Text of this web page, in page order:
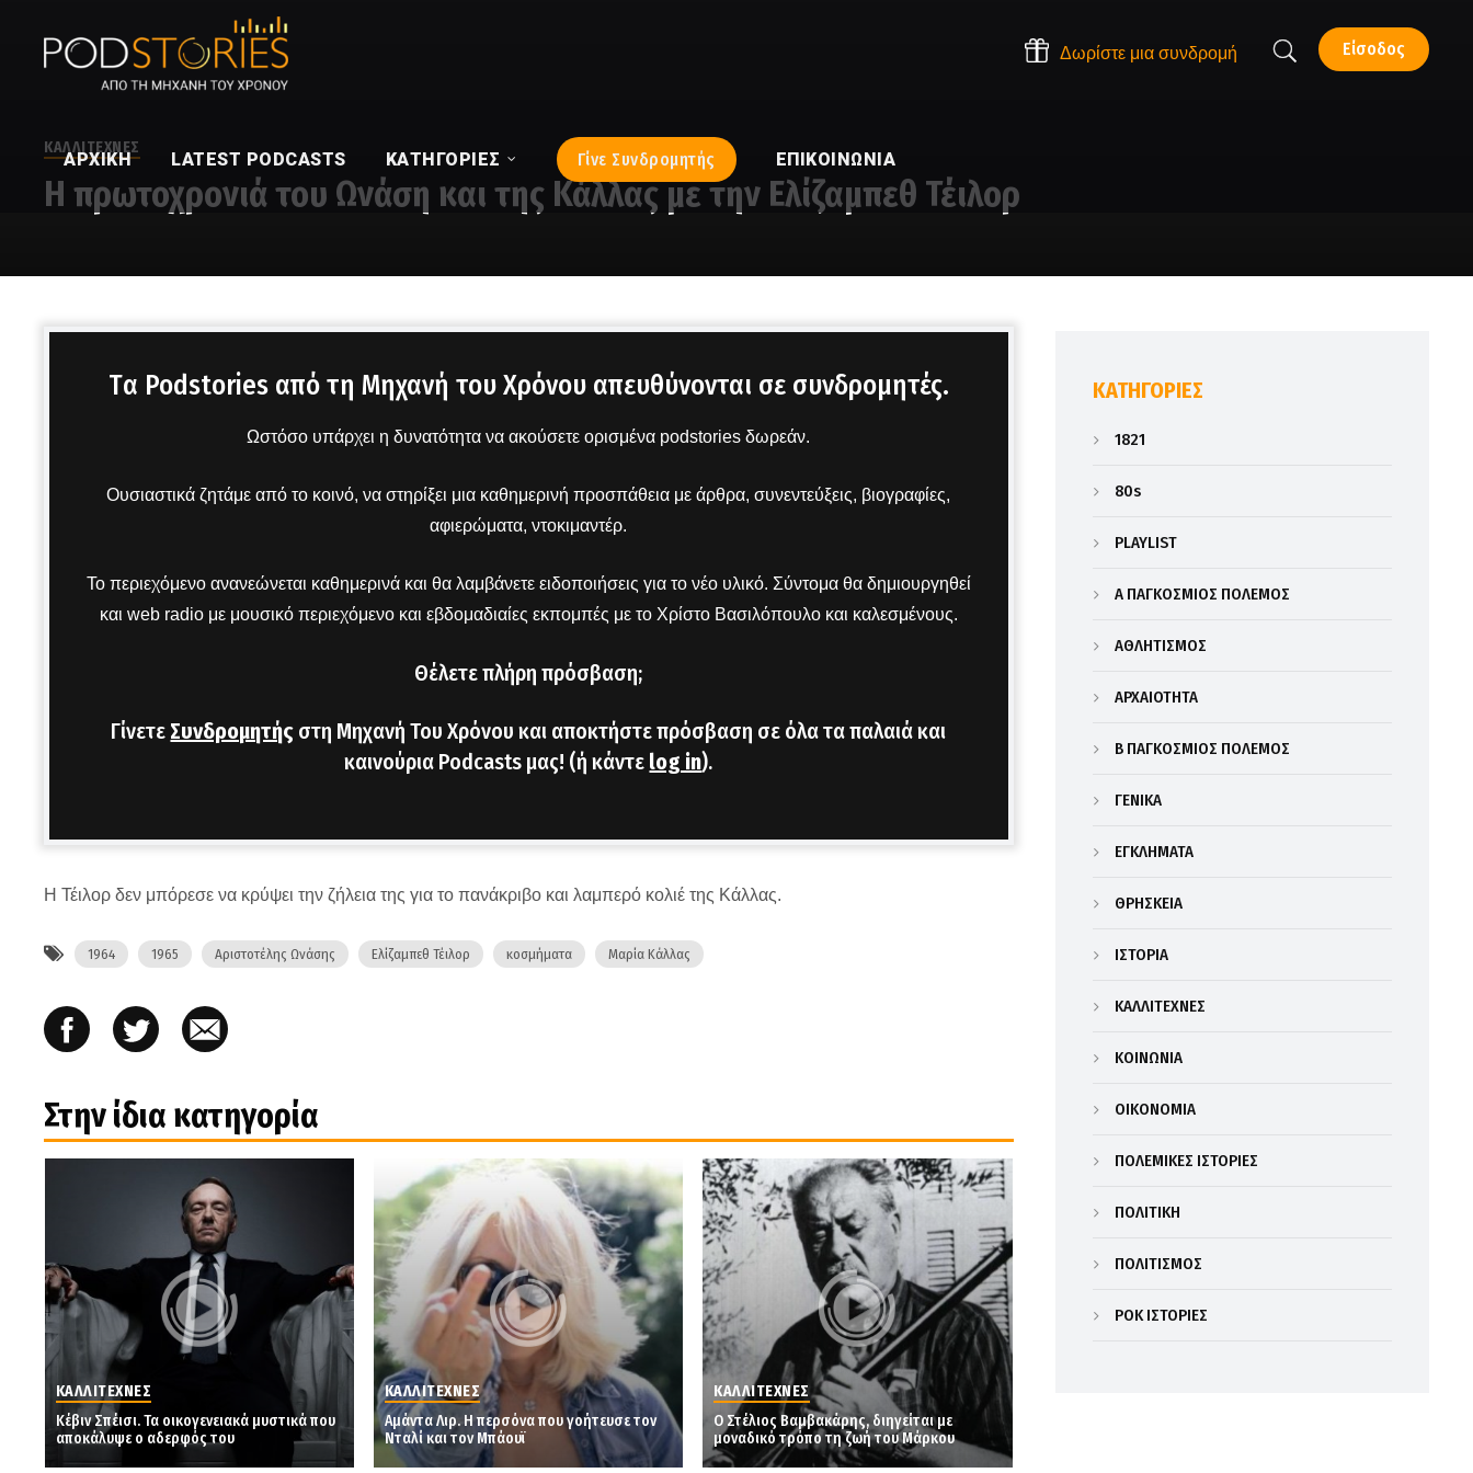
Είσοδος
Δωρίστε μια συνδρομή
ΑΡΧΙΚΉ LATEST PODCASTS ΚΑΤΗΓΟΡΊΕΣ Γίνε Συνδρομητής ΕΠΙΚΟΙΝΩΝΊΑ
ΚΑΛΛΙΤΕΧΝΕΣ
Η πρωτοχρονιά του Ωνάση και της Κάλλας με την Ελίζαμπεθ Τέιλορ
Tα Podstories από τη Μηχανή του Χρόνου απευθύνονται σε συνδρομητές.
Ωστόσο υπάρχει η δυνατότητα να ακούσετε ορισμένα podstories δωρεάν.
Ουσιαστικά ζητάμε από το κοινό, να στηρίξει μια καθημερινή προσπάθεια με άρθρα, συνεντεύξεις, βιογραφίες,
αφιερώματα, ντοκιμαντέρ.
Το περιεχόμενο ανανεώνεται καθημερινά και θα λαμβάνετε ειδοποιήσεις για το νέο υλικό. Σύντομα θα δημιουργηθεί
και web radio με μουσικό περιεχόμενο και εβδομαδιαίες εκπομπές με το Χρίστο Βασιλόπουλο και καλεσμένους.
Θέλετε πλήρη πρόσβαση;
Γίνετε Συνδρομητής στη Μηχανή Του Χρόνου και αποκτήστε πρόσβαση σε όλα τα παλαιά και
καινούρια Podcasts μας! (ή κάντε log in).
Η Τέιλορ δεν μπόρεσε να κρύψει την ζήλεια της για το πανάκριβο και λαμπερό κολιέ της Κάλλας.
1964 1965 Αριστοτέλης Ωνάσης Ελίζαμπεθ Τέιλορ κοσμήματα Μαρία Κάλλας
Στην ίδια κατηγορία
ΚΑΛΛΙΤΕΧΝΕΣ
Κέβιν Σπέισι. Τα οικογενειακά μυστικά που
αποκάλυψε ο αδερφός του
ΚΑΛΛΙΤΕΧΝΕΣ
Αμάντα Λιρ. Η περσόνα που γοήτευσε τον
Νταλί και τον Μπάουϊ
ΚΑΛΛΙΤΕΧΝΕΣ
Ο Στέλιος Βαμβακάρης, διηγείται με
μοναδικό τρόπο τη ζωή του Μάρκου
KΑΤΗΓΟΡΊΕΣ
1821
80s
PLAYLIST
Α΄ ΠΑΓΚΟΣΜΙΟΣ ΠΟΛΕΜΟΣ
ΑΘΛΗΤΙΣΜΟΣ
ΑΡΧΑΙΟΤΗΤΑ
Β΄ ΠΑΓΚΟΣΜΙΟΣ ΠΟΛΕΜΟΣ
ΓΕΝΙΚΑ
ΕΓΚΛΗΜΑΤΑ
ΘΡΗΣΚΕΙΑ
ΙΣΤΟΡΙΑ
ΚΑΛΛΙΤΕΧΝΕΣ
ΚΟΙΝΩΝΙΑ
ΟΙΚΟΝΟΜΙΑ
ΠΟΛΕΜΙΚΕΣ ΙΣΤΟΡΙΕΣ
ΠΟΛΙΤΙΚΗ
ΠΟΛΙΤΙΣΜΟΣ
ΡΟΚ ΙΣΤΟΡΙΕΣ